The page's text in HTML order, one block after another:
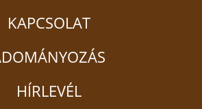
koncert 2025-ben
kerül megrendezésre.
az első évek, és hol tartunk
KAPCSOLAT
HÍRLEVÉL